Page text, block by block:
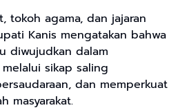
tokoh agama, dan jajaran
Kanis mengatakan bahwa
diwujudkan dalam
sikap saling
dan memperkuat
masyarakat.